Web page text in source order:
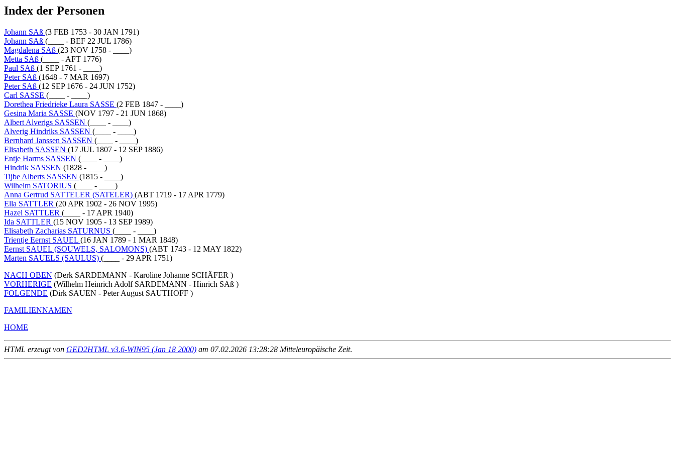
Index der Personen
Johann SAß (3 FEB 1753 - 30 JAN 1791)
Johann SAß (____ - BEF 22 JUL 1786)
Magdalena SAß (23 NOV 1758 - ____)
Metta SAß (____ - AFT 1776)
Paul SAß (1 SEP 1761 - ____)
Peter SAß (1648 - 7 MAR 1697)
Peter SAß (12 SEP 1676 - 24 JUN 1752)
Carl SASSE (____ - ____)
Dorethea Friedrieke Laura SASSE (2 FEB 1847 - ____)
Gesina Maria SASSE (NOV 1797 - 21 JUN 1868)
Albert Alverigs SASSEN (____ - ____)
Alverig Hindriks SASSEN (____ - ____)
Bernhard Janssen SASSEN (____ - ____)
Elisabeth SASSEN (17 JUL 1807 - 12 SEP 1886)
Entje Harms SASSEN (____ - ____)
Hindrik SASSEN (1828 - ____)
Tijbe Alberts SASSEN (1815 - ____)
Wilhelm SATORIUS (____ - ____)
Anna Gertrud SATTELER (SATELER) (ABT 1719 - 17 APR 1779)
Ella SATTLER (20 APR 1902 - 26 NOV 1995)
Hazel SATTLER (____ - 17 APR 1940)
Ida SATTLER (15 NOV 1905 - 13 SEP 1989)
Elisabeth Zacharias SATURNUS (____ - ____)
Trientje Eernst SAUEL (16 JAN 1789 - 1 MAR 1848)
Eernst SAUEL (SOUWELS, SALOMONS) (ABT 1743 - 12 MAY 1822)
Marten SAUELS (SAULUS) (____ - 29 APR 1751)
NACH OBEN (Derk SARDEMANN - Karoline Johanne SCHÄFER )
VORHERIGE (Wilhelm Heinrich Adolf SARDEMANN - Hinrich SAß )
FOLGENDE (Dirk SAUEN - Peter August SAUTHOFF )
FAMILIENNAMEN
HOME
HTML erzeugt von GED2HTML v3.6-WIN95 (Jan 18 2000) am 07.02.2026 13:28:28 Mitteleuropäische Zeit.